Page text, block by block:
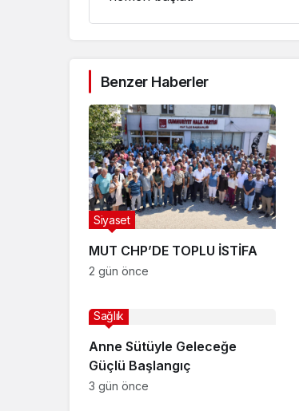
Benzer Haberler
MUT CHP’DE TOPLU İSTİFA
Siyaset
2 gün önce
Anne Sütüyle Geleceğe
Güçlü Başlangıç
Sağlık
3 gün önce